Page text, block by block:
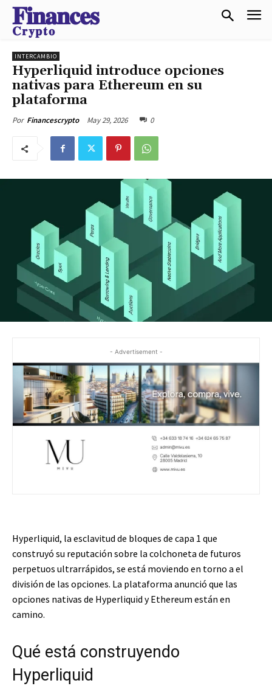
𝐅𝐢𝐧𝐚𝐧𝐜𝐞𝐬
𝐂𝐫𝐲𝐩𝐭𝐨
INTERCAMBIO
Hyperliquid introduce opciones
nativas para Ethereum en su
plataforma
Por Financescrypto May 29, 2026 0
- Advertisement -
Hyperliquid, la esclavitud de bloques de capa 1 que
construyó su reputación sobre la colchoneta de futuros
perpetuos ultrarrápidos, se está moviendo en torno a el
división de las opciones. La plataforma anunció que las
opciones nativas de Hyperliquid y Ethereum están en
camino.
Qué está construyendo
Hyperliquid